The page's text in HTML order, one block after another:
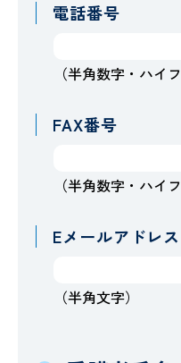
電話番号
（半角数字・ハイ
FAX番号
（半角数字・ハイ
Eメールアドレス
（半角文字）